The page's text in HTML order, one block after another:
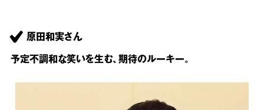
原田和実さん
予定不調和な笑いを生む、期待のルーキー。